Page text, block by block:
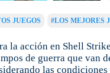
JUEGOS #LOS MEJORES
la acción en Shell
de guerra que van
las